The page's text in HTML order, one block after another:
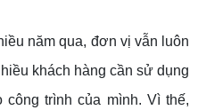
năm qua, đơn vị vẫn luôn
khách hàng cần sử dụng
trình của mình. Vì thế,